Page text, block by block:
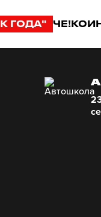
ГОДА"